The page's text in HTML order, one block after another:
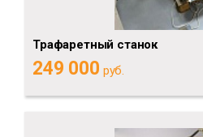
Трафаретный станок
249 000 руб.